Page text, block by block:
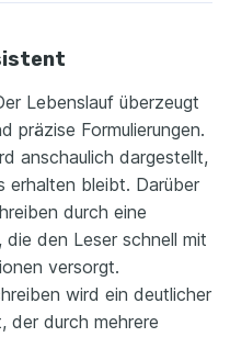
Lebenslauf überzeugt
präzise Formulierungen.
anschaulich dargestellt,
bleibt. Darüber
durch eine
den Leser schnell mit
versorgt.
wird ein deutlicher
der durch mehrere